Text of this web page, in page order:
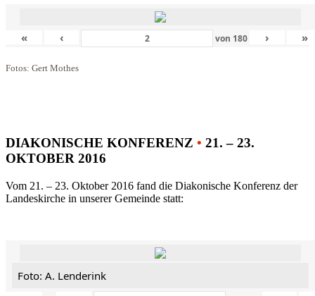
« ‹ von 180 › »
Fotos: Gert Mothes
DIAKONISCHE KONFERENZ • 21. – 23.
OKTOBER 2016
Vom 21. – 23. Oktober 2016 fand die Diakonische Konferenz der
Landeskirche in unserer Gemeinde statt:
Foto: A. Lenderink